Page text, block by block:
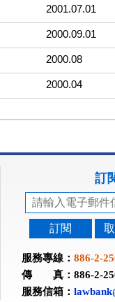
2001.07.01
2000.09.01
2000.08
2000.04
訂
訂閱
服務專線： 886-2-
傳 真：886-2-
服務信箱：